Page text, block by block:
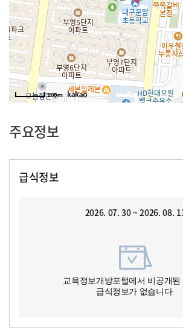
100m
주요정보
급식정보
2026. 07. 30 ~ 2026. 08.
교육정보개방포털에서 비공개된
급식정보가 없습니다.